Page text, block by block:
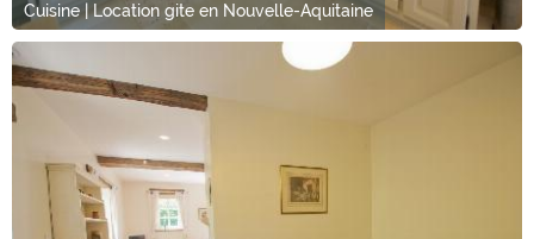
Cuisine | Location gite en Nouvelle-Aquitaine